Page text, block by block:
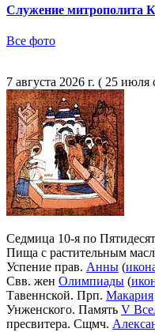
Служение митрополита
Все фото
7 августа 2026 г. ( 25 июля
Седмица 10-я по
Пища с растительным
Успение прав. Анны (
Свв. жен Олимпиады (
Тавеннской. Прп. Макария
Унженского. Память V
пресвитера. Сщмч.